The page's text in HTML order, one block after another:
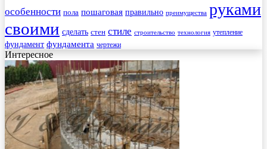
особенности пола пошаговая правильно преимущества руками
своими сделать стен стиле строительство технология утепление
фундамент фундамента чертежи
Интересное